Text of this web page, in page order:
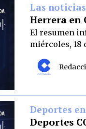
Las noticias
Herrera en
El resumen
miércoles, 18
Deportes en
Deportes